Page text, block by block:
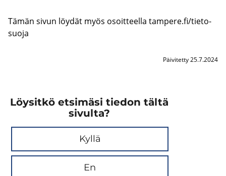
Tämän sivun löy­dät myös osoit­teel­la tam­pe­re.fi/tie­to­
suo­ja
Päivitetty 25.7.2024
Löysitkö etsimäsi tiedon tältä
sivulta?
Kyllä
En